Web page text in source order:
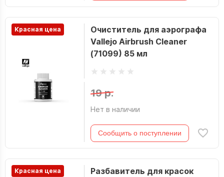
Красная цена
Очиститель для аэрографа
Vallejo Airbrush Cleaner
(71099) 85 мл
19 р.
Нет в наличии
Сообщить о поступлении
Красная цена
Разбавитель для красок